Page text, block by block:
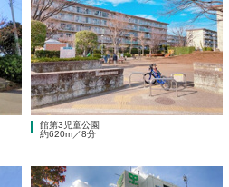
館第3児童公園
約620m／8分